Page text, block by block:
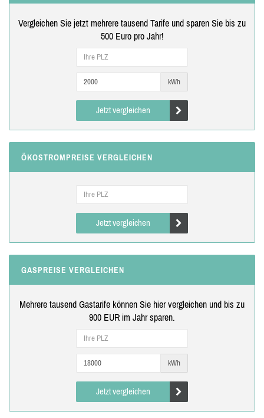
Vergleichen Sie jetzt mehrere tausend Tarife und sparen Sie bis zu
500 Euro pro Jahr!
kWh
Jetzt vergleichen
ÖKOSTROMPREISE VERGLEICHEN
Jetzt vergleichen
GASPREISE VERGLEICHEN
Mehrere tausend Gastarife können Sie hier vergleichen und bis zu
900 EUR im Jahr sparen.
kWh
Jetzt vergleichen